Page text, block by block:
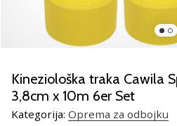
Pronađite
savršen
poklon
odbojku!
Pogledajte
naš
vodič
Kineziološka traka Cawila
3,8cm x 10m 6er Set
Kategorija: Oprema za odbojku